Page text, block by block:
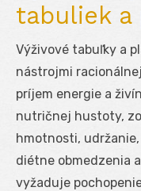
tabuliek a
Výživové tabuľky a
nástrojmi
príjem energie a
nutričnej hustoty,
hmotnosti,
diétne obmedzenia
vyžaduje